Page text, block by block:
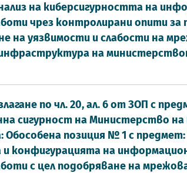
на киберсигурността на
чрез контролирани опити за
на уязвимости и слабости на
на
по чл. 20, ал. 6 от ЗОП с
сигурност на Министерство
Обособена позиция № 1 с
и конфигурацията на
с цел подобряване на